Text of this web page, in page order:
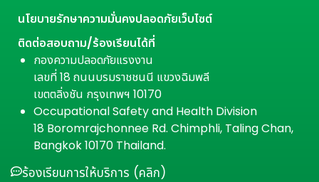
นโยบายรักษาความมั่นคงปลอดภัยเว็บไซต์
ติดต่อสอบถาม/ร้องเรียนได้ที่
กองความปลอดภัยแรงงาน
เลขที่ 18 ถนนบรมราชชนนี แขวงฉิมพลี
เขตตลิ่งชัน กรุงเทพฯ 10170
Occupational Safety and Health Division
18 Boromrajchonnee Rd. Chimphli, Taling Chan,
Bangkok 10170 Thailand.
ร้องเรียนการให้บริการ (คลิก)